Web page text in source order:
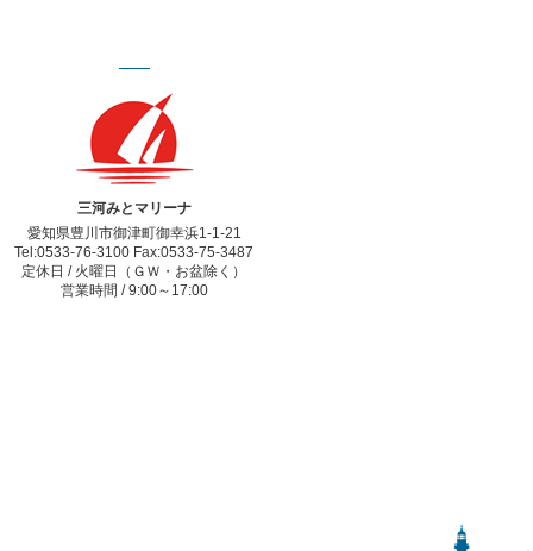
三河みとマリーナ
愛知県豊川市御津町御幸浜1-1-21
Tel:0533-76-3100 Fax:0533-75-3487
定休日 / 火曜日（ＧＷ・お盆除く）
営業時間 / 9:00～17:00